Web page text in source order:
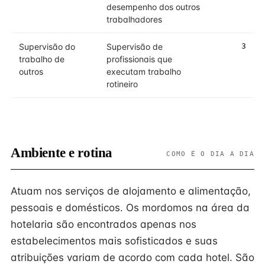
desempenho dos outros
trabalhadores
Supervisão do
trabalho de
outros
Supervisão de
profissionais que
executam trabalho
rotineiro
3
Ambiente e rotina COMO É O DIA A DIA
Atuam nos serviços de alojamento e alimentação,
pessoais e domésticos. Os mordomos na área da
hotelaria são encontrados apenas nos
estabelecimentos mais sofisticados e suas
atribuições variam de acordo com cada hotel. São